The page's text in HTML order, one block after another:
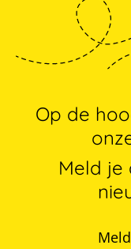
Op de
Meld je